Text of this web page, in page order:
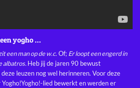
yogho …
een man op de w.c. Of; Er loopt een engerd in
albatros. Heb jij de jaren 90 bewust
leuzen nog wel herinneren. Voor deze
lied bewerkt en werden er